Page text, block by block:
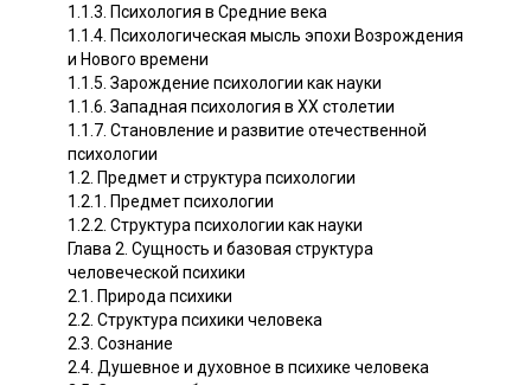
1.1.3. Психология в Средние века
1.1.4. Психологическая мысль эпохи Возрождения
и Нового времени
1.1.5. Зарождение психологии как науки
1.1.6. Западная психология в XX столетии
1.1.7. Становление и развитие отечественной
психологии
1.2. Предмет и структура психологии
1.2.1. Предмет психологии
1.2.2. Структура психологии как науки
Глава 2. Сущность и базовая структура
человеческой психики
2.1. Природа психики
2.2. Структура психики человека
2.3. Сознание
2.4. Душевное и духовное в психике человека